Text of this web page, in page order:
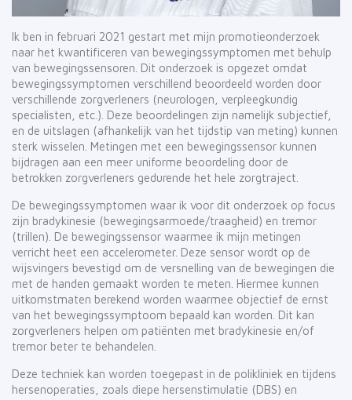
Ik ben in februari 2021 gestart met mijn promotieonderzoek
naar het kwantificeren van bewegingssymptomen met behulp
van bewegingssensoren. Dit onderzoek is opgezet omdat
bewegingssymptomen verschillend beoordeeld worden door
verschillende zorgverleners (neurologen, verpleegkundig
specialisten, etc.). Deze beoordelingen zijn namelijk subjectief,
en de uitslagen (afhankelijk van het tijdstip van meting) kunnen
sterk wisselen. Metingen met een bewegingssensor kunnen
bijdragen aan een meer uniforme beoordeling door de
betrokken zorgverleners gedurende het hele zorgtraject.
De bewegingssymptomen waar ik voor dit onderzoek op focus
zijn bradykinesie (bewegingsarmoede/traagheid) en tremor
(trillen). De bewegingssensor waarmee ik mijn metingen
verricht heet een accelerometer. Deze sensor wordt op de
wijsvingers bevestigd om de versnelling van de bewegingen die
met de handen gemaakt worden te meten. Hiermee kunnen
uitkomstmaten berekend worden waarmee objectief de ernst
van het bewegingssymptoom bepaald kan worden. Dit kan
zorgverleners helpen om patiënten met bradykinesie en/of
tremor beter te behandelen.
Deze techniek kan worden toegepast in de polikliniek en tijdens
hersenoperaties, zoals diepe hersenstimulatie (DBS) en